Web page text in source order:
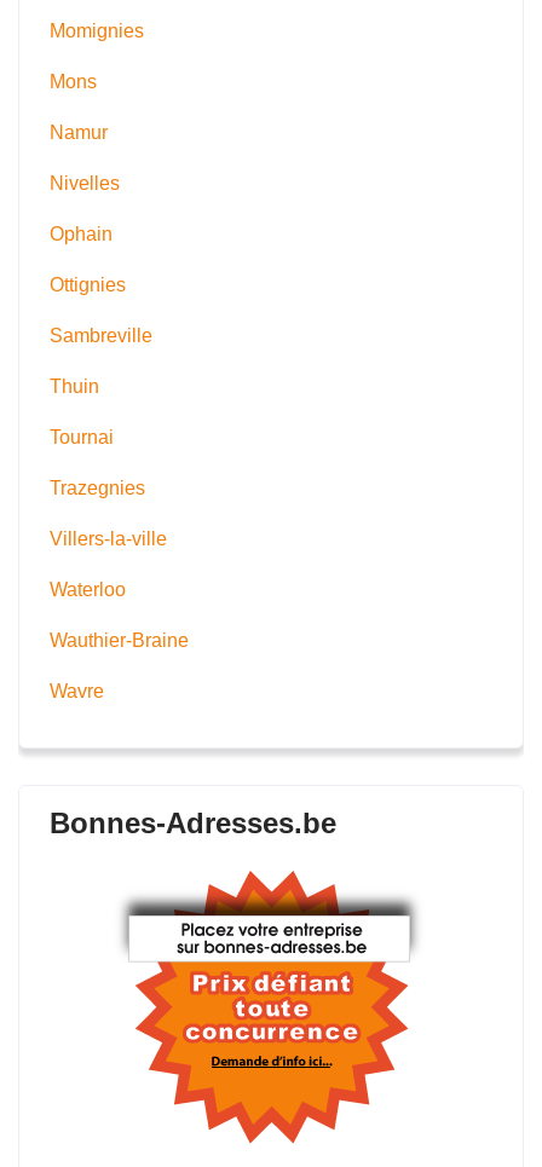
Momignies
Mons
Namur
Nivelles
Ophain
Ottignies
Sambreville
Thuin
Tournai
Trazegnies
Villers-la-ville
Waterloo
Wauthier-Braine
Wavre
Bonnes-Adresses.be